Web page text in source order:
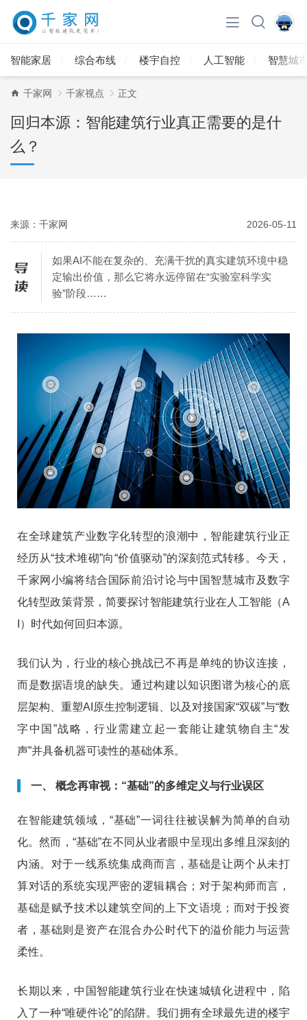
智能家居 综合布线 楼宇自控 人工智能 智慧城
千家网 千家视点 正文
回归本源：智能建筑行业真正需要的是什
么？
来源：千家网 2026-05-11
如果AI不能在复杂的、充满干扰的真实建筑环境中稳
定输出价值，那么它将永远停留在“实验室科学实
验”阶段……
在全球建筑产业数字化转型的浪潮中，智能建筑行业正
经历从“技术堆砌”向“价值驱动”的深刻范式转移。今天，
千家网小编将结合国际前沿讨论与中国智慧城市及数字
化转型政策背景，简要探讨智能建筑行业在人工智能（A
I）时代如何回归本源。
我们认为，行业的核心挑战已不再是单纯的协议连接，
而是数据语境的缺失。通过构建以知识图谱为核心的底
层架构、重塑AI原生控制逻辑、以及对接国家“双碳”与“数
字中国”战略，行业需建立起一套能让建筑物自主“发
声”并具备机器可读性的基础体系。
一、 概念再审视：“基础”的多维定义与行业误区
在智能建筑领域，“基础”一词往往被误解为简单的自动
化。然而，“基础”在不同从业者眼中呈现出多维且深刻的
内涵。对于一线系统集成商而言，基础是让两个从未打
算对话的系统实现严密的逻辑耦合；对于架构师而言，
基础是赋予技术以建筑空间的上下文语境；而对于投资
者，基础则是资产在混合办公时代下的溢价能力与运营
柔性。
长期以来，中国智能建筑行业在快速城镇化进程中，陷
入了一种“唯硬件论”的陷阱。我们拥有全球最先进的楼宇